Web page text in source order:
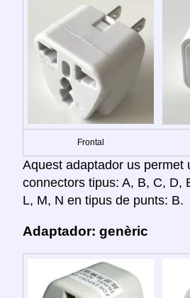
Frontal
Aquest adaptador us permet
connectors tipus: A, B, C, D,
L, M, N en tipus de punts: B.
Adaptador: genèric